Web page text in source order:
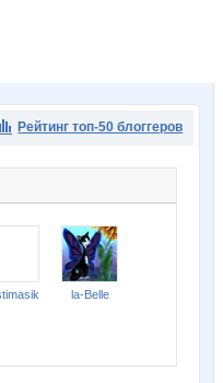
Рейтинг топ-50 блоггеров
la-Belle